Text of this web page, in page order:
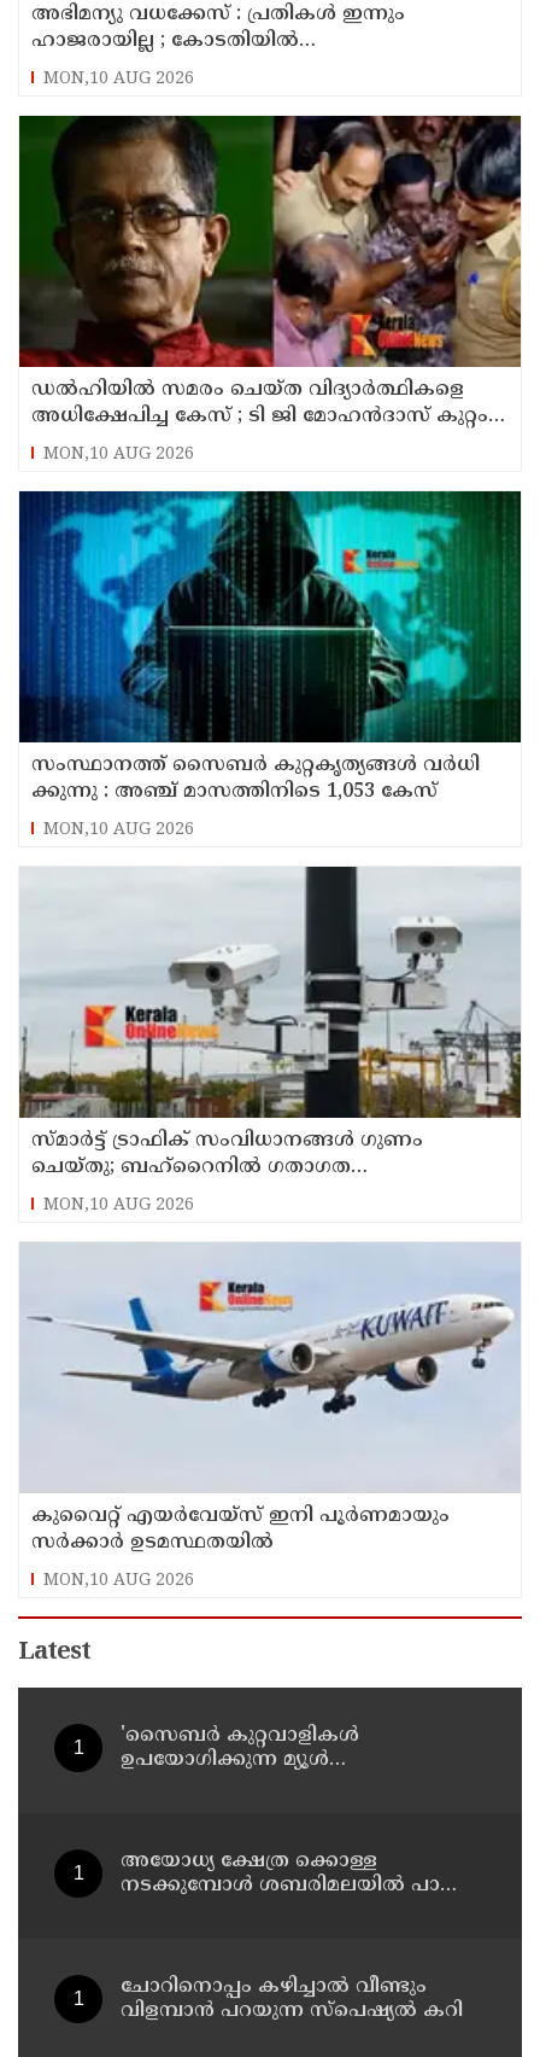
അഭിമന്യു വധക്കേസ് : പ്രതികൾ ഇന്നും
ഹാജരായില്ല ; കോടതിയിൽ
മാധ്യമപ്രവർത്തകരുള്ളതിനാൽ ഹാജരാകാൻ
ബുദ്ധിമുട്ടെന്ന് പ്രതികൾ
MON,10 AUG 2026
ഡൽഹിയിൽ സമരം ചെയ്ത വിദ്യാർത്ഥികളെ
അധിക്ഷേപിച്ച കേസ് ; ടി ജി മോഹൻദാസ് കുറ്റം
സമ്മതിച്ചു
MON,10 AUG 2026
സം​സ്ഥാ​ന​ത്ത് സൈ​ബ​ര്‍ കു​റ്റ​കൃ​ത്യ​ങ്ങ​ൾ വ​ർ​ധി​
ക്കു​ന്നു : അഞ്ച്​ മാസത്തിനിടെ 1,053 കേസ്
MON,10 AUG 2026
സ്മാര്‍ട്ട് ട്രാഫിക് സംവിധാനങ്ങള്‍ ഗുണം
ചെയ്തു; ബഹ്‌റൈനില്‍ ഗതാഗത
നിയമലംഘനങ്ങളും അപകടങ്ങളും കുറഞ്ഞു
MON,10 AUG 2026
കുവൈറ്റ് എയര്‍വേയ്സ് ഇനി പൂര്‍ണമായും
സര്‍ക്കാര്‍ ഉടമസ്ഥതയില്‍
MON,10 AUG 2026
Latest
'സൈബര്‍ കുറ്റവാളികള്‍
ഉപയോഗിക്കുന്ന മ്യൂള്‍
അയോധ്യ ക്ഷേത്ര ക്കൊള്ള
നടക്കുമ്പോൾ ശബരിമലയിൽ പാട്ടും
ചോറിനൊപ്പം കഴിച്ചാൽ വീണ്ടും
വിളമ്പാൻ പറയുന്ന സ്പെഷ്യൽ കറി